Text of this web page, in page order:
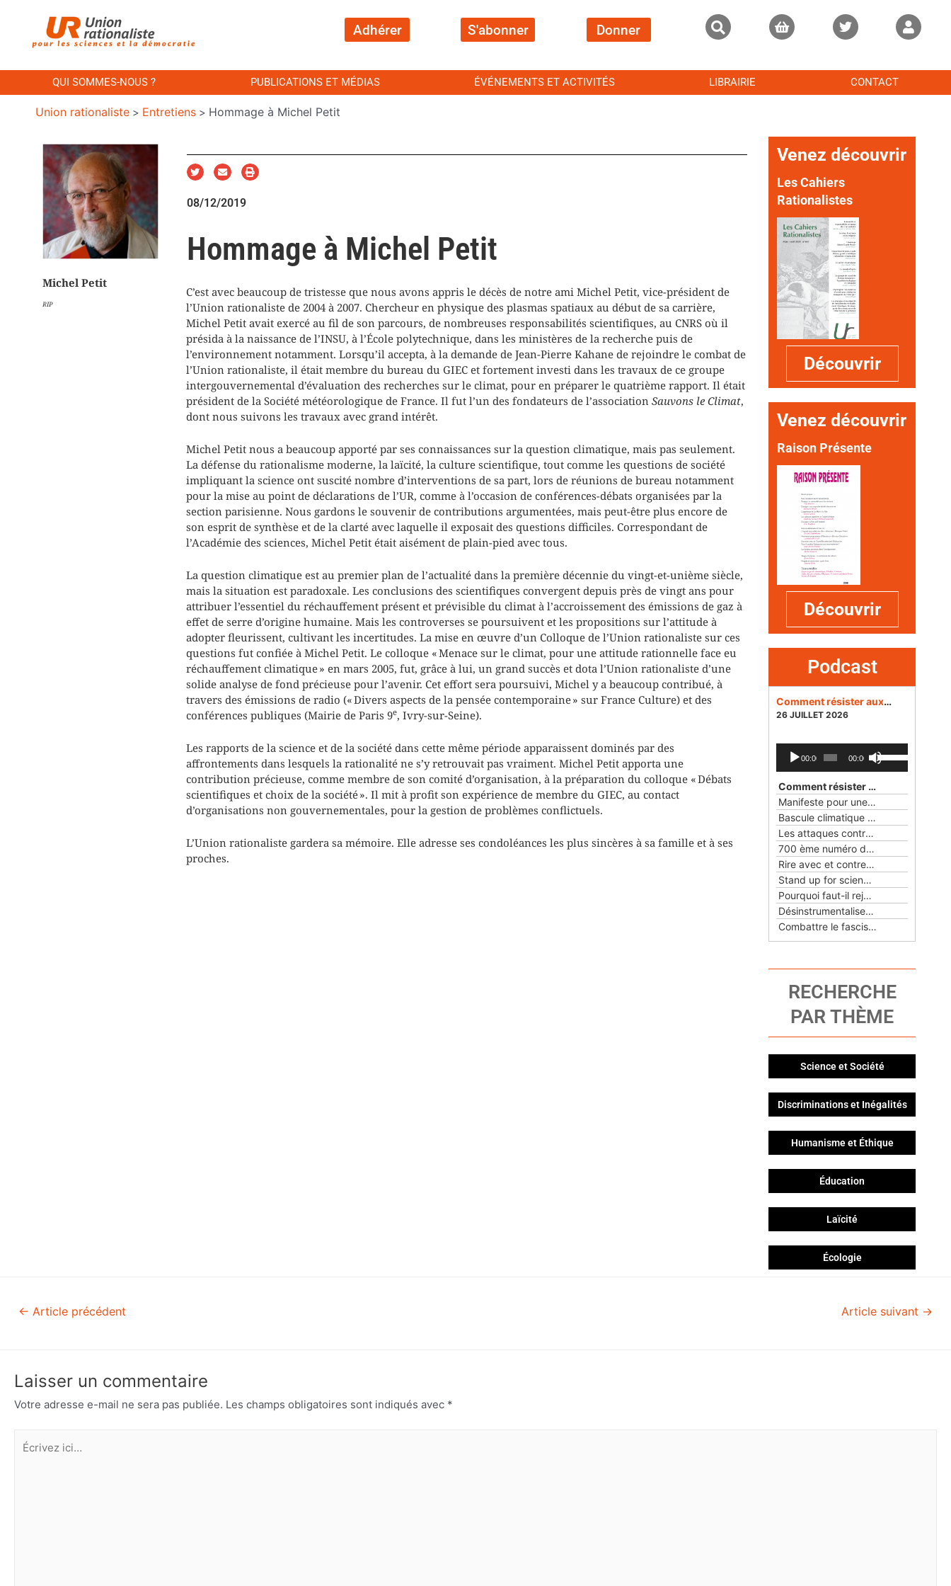
Adhérer S'abonner Donner
QUI SOMMES-NOUS ? PUBLICATIONS ET MÉDIAS ÉVÉNEMENTS ET ACTIVITÉS LIBRAIRIE CONTACT
Union rationaliste > Entretiens > Hommage à Michel Petit
Michel Petit
RIP
08/12/2019
Hommage à Michel Petit
C’est avec beaucoup de tristesse que nous avons appris le décès de notre ami Michel Petit, vice-président de
l’Union rationaliste de 2004 à 2007. Chercheur en physique des plasmas spatiaux au début de sa carrière,
Michel Petit avait exercé au fil de son parcours, de nombreuses responsabilités scientifiques, au CNRS où il
présida à la naissance de l’INSU, à l’École polytechnique, dans les ministères de la recherche puis de
l’environnement notamment. Lorsqu’il accepta, à la demande de Jean-Pierre Kahane de rejoindre le combat de
l’Union rationaliste, il était membre du bureau du GIEC et fortement investi dans les travaux de ce groupe
intergouvernemental d’évaluation des recherches sur le climat, pour en préparer le quatrième rapport. Il était
président de la Société météorologique de France. Il fut l’un des fondateurs de l’association Sauvons le Climat,
dont nous suivons les travaux avec grand intérêt.
Michel Petit nous a beaucoup apporté par ses connaissances sur la question climatique, mais pas seulement.
La défense du rationalisme moderne, la laïcité, la culture scientifique, tout comme les questions de société
impliquant la science ont suscité nombre d’interventions de sa part, lors de réunions de bureau notamment
pour la mise au point de déclarations de l’UR, comme à l’occasion de conférences-débats organisées par la
section parisienne. Nous gardons le souvenir de contributions argumentées, mais peut-être plus encore de
son esprit de synthèse et de la clarté avec laquelle il exposait des questions difficiles. Correspondant de
l’Académie des sciences, Michel Petit était aisément de plain-pied avec tous.
La question climatique est au premier plan de l’actualité dans la première décennie du vingt-et-unième siècle,
mais la situation est paradoxale. Les conclusions des scientifiques convergent depuis près de vingt ans pour
attribuer l’essentiel du réchauffement présent et prévisible du climat à l’accroissement des émissions de gaz à
effet de serre d’origine humaine. Mais les controverses se poursuivent et les propositions sur l’attitude à
adopter fleurissent, cultivant les incertitudes. La mise en œuvre d’un Colloque de l’Union rationaliste sur ces
questions fut confiée à Michel Petit. Le colloque « Menace sur le climat, pour une attitude rationnelle face eu
réchauffement climatique » en mars 2005, fut, grâce à lui, un grand succès et dota l’Union rationaliste d’une
solide analyse de fond précieuse pour l’avenir. Cet effort sera poursuivi, Michel y a beaucoup contribué, à
travers des émissions de radio (« Divers aspects de la pensée contemporaine » sur France Culture) et des
conférences publiques (Mairie de Paris 9e, Ivry-sur-Seine).
Les rapports de la science et de la société dans cette même période apparaissent dominés par des
affrontements dans lesquels la rationalité ne s’y retrouvait pas vraiment. Michel Petit apporta une
contribution précieuse, comme membre de son comité d’organisation, à la préparation du colloque « Débats
scientifiques et choix de la société ». Il mit à profit son expérience de membre du GIEC, au contact
d’organisations non gouvernementales, pour la gestion de problèmes conflictuels.
L’Union rationaliste gardera sa mémoire. Elle adresse ses condoléances les plus sincères à sa famille et à ses
proches.
Venez découvrir
Les Cahiers
Rationalistes
Découvrir
Venez découvrir
Raison Présente
Découvrir
Podcast
Comment résister aux dangers des réseaux sociaux pour la démocratie ?
26 JUILLET 2026
Lecteur
audio
00:00 00:00
Utilisez
les
haut/bas
pour
augmenter
ou
diminuer
le
Comment résister aux dangers des réseaux sociaux pour la démocratie ?
Manifeste pour une éthique du numérique
Bascule climatique — 24 MAI 2026
Les attaques contre la science et la démocratie aux Etats-Unis et en France
700 ème numéro des Cahiers rationalistes
Rire avec et contre les objets
Stand up for science !
Pourquoi faut-il rejoindre l'Union rationaliste ?
Désinstrumentaliser la laïcité
Combattre le fascisme avec Pasolini
RECHERCHE
PAR THÈME
Science et Société
Discriminations et Inégalités
Humanisme et Éthique
Éducation
Laïcité
Écologie
← Article précédent Article suivant →
Laisser un commentaire
Votre adresse e-mail ne sera pas publiée. Les champs obligatoires sont indiqués avec *